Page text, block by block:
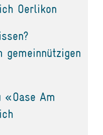
Oerlikon
gemeinnützigen
«Oase Am